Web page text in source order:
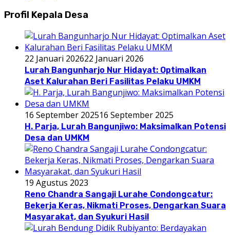
Profil Kepala Desa
22 Januari 202622 Januari 2026
Lurah Bangunharjo Nur Hidayat: Optimalkan
Aset Kalurahan Beri Fasilitas Pelaku UMKM
16 September 202516 September 2025
H. Parja, Lurah Bangunjiwo: Maksimalkan Potensi
Desa dan UMKM
19 Agustus 2023
Reno Chandra Sangaji Lurahe Condongcatur:
Bekerja Keras, Nikmati Proses, Dengarkan Suara
Masyarakat, dan Syukuri Hasil